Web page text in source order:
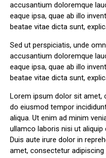
accusantium doloremque
eaque ipsa, quae ab illo
beatae vitae dicta sunt,
Sed ut perspiciatis, unde
accusantium doloremque
eaque ipsa, quae ab illo
beatae vitae dicta sunt,
Lorem ipsum dolor sit amet,
do eiusmod tempor
aliqua. Ut enim ad minim
ullamco laboris nisi ut
Duis aute irure dolor in
amet, consectetur adipiscing